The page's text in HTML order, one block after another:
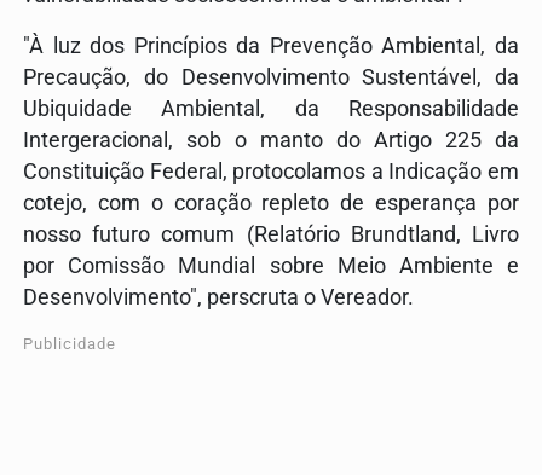
"À luz dos Princípios da Prevenção Ambiental, da
Precaução, do Desenvolvimento Sustentável, da
Ubiquidade Ambiental, da Responsabilidade
Intergeracional, sob o manto do Artigo 225 da
Constituição Federal, protocolamos a Indicação em
cotejo, com o coração repleto de esperança por
nosso futuro comum (Relatório Brundtland, Livro
por Comissão Mundial sobre Meio Ambiente e
Desenvolvimento", perscruta o Vereador.
Publicidade